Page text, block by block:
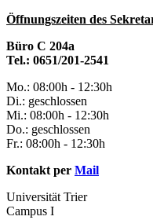
Öffnungszeiten des
Büro C 204a
Tel.: 0651/201-2541
Mo.: 08:00h - 12:30h
Di.: geschlossen
Mi.: 08:00h - 12:30h
Do.: geschlossen
Fr.: 08:00h - 12:30h
Kontakt per Mail
Universität Trier
Campus I